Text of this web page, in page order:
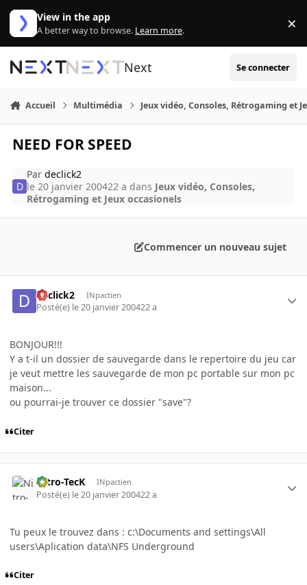
Aller au contenu
View in the app
A better way to browse. Learn more. ×
Next Se connecter
Accueil Multimédia Jeux vidéo, Consoles, Rétrogaming et
NEED FOR SPEED
Pardeclick2
le 20 janvier 200422 a dans Jeux vidéo, Consoles,
Rétrogaming et Jeux occasionels
Commencer un nouveau sujet
declick2 INpactien
Posté(e) le 20 janvier 200422 a
BONJOUR!!!
Y a t-il un dossier de sauvegarde dans le repertoire du jeu car
je veut mettre les sauvegarde de mon pc portable sur mon pc
maison...
ou pourrai-je trouver ce dossier "save"?
Citer
Nitro-TecK INpactien
Posté(e) le 20 janvier 200422 a
Tu peux le trouvez dans : c:\Documents and settings\All
users\Aplication data\NFS Underground
Citer